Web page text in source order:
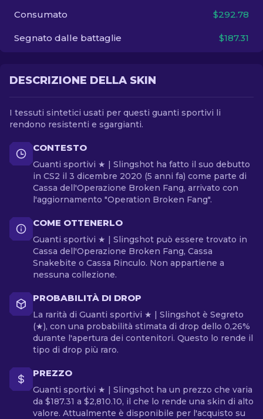
Consumato $292.78
Segnato dalle battaglie $187.31
DESCRIZIONE DELLA SKIN
I tessuti sintetici usati per questi guanti sportivi li
rendono resistenti e sgargianti.
CONTESTO
Guanti sportivi ★ | Slingshot ha fatto il suo debutto
in CS2 il 3 dicembre 2020 (5 anni fa) come parte di
Cassa dell'Operazione Broken Fang, arrivato con
l'aggiornamento "Operation Broken Fang".
COME OTTENERLO
Guanti sportivi ★ | Slingshot può essere trovato in
Cassa dell'Operazione Broken Fang, Cassa
Snakebite o Cassa Rinculo. Non appartiene a
nessuna collezione.
PROBABILITÀ DI DROP
La rarità di Guanti sportivi ★ | Slingshot è Segreto
(★), con una probabilità stimata di drop dello 0,26%
durante l'apertura dei contenitori. Questo lo rende il
tipo di drop più raro.
PREZZO
Guanti sportivi ★ | Slingshot ha un prezzo che varia
da $187.31 a $2,810.10, il che lo rende una skin di alto
valore. Attualmente è disponibile per l'acquisto su